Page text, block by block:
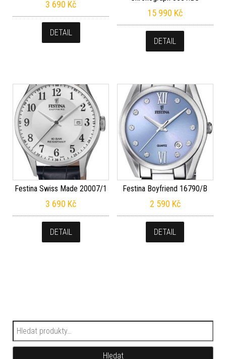
3 690 Kč
DETAIL
15 990 Kč
DETAIL
Festina Swiss Made 20007/1
3 690 Kč
DETAIL
Festina Boyfriend 16790/B
2 590 Kč
DETAIL
Hledat:
Hledat